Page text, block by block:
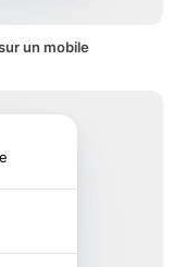
un mobile